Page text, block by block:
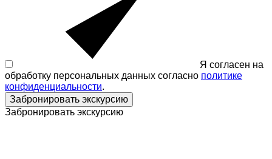
Я согласен на
обработку персональных данных согласно политике
конфиденциальности.
Забронировать экскурсию
Забронировать экскурсию